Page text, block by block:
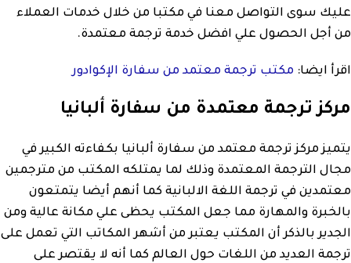
عليك سوى التواصل معنا في مكتبا من خلال خدمات العملاء
من أجل الحصول علي افضل خدمة ترجمة معتمدة.
اقرأ ايضا: مكتب ترجمة معتمد من سفارة الإكوادور
مركز ترجمة معتمدة من سفارة ألبانيا
يتميز مركز ترجمة معتمد من سفارة ألبانيا بكفاءته الكبير في
مجال الترجمة المعتمدة وذلك لما يمتلكه المكتب من مترجمين
معتمدين في ترجمة اللغة الالبانية كما أنهم أيضا يتمتعون
بالخبرة والمهارة مما جعل المكتب يحظى علي مكانة عالية ومن
الجدير بالذكر أن المكتب يعتبر من أشهر المكاتب التي تعمل على
ترجمة العديد من اللغات حول العالم كما أنه لا يقتصر على